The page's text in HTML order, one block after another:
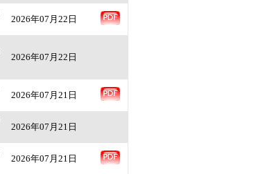
2026年07月22日
2026年07月22日
2026年07月21日
2026年07月21日
2026年07月21日